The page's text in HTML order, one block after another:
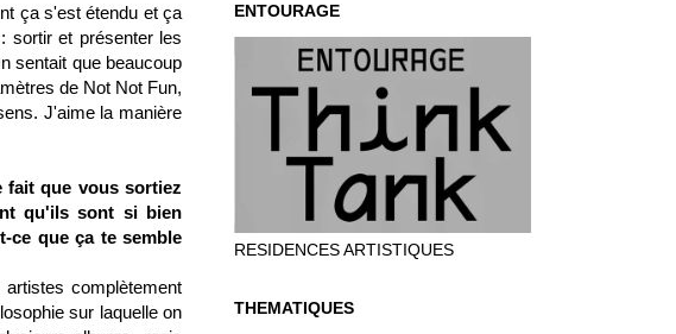
ça s'est étendu et ça
sortir et présenter les
sentait que beaucoup
de Not Not Fun,
J'aime la manière
fait que vous sortiez
qu'ils sont si bien
ce que ça te semble
complètement
sur laquelle on
ENTOURAGE
RESIDENCES ARTISTIQUES
THEMATIQUES